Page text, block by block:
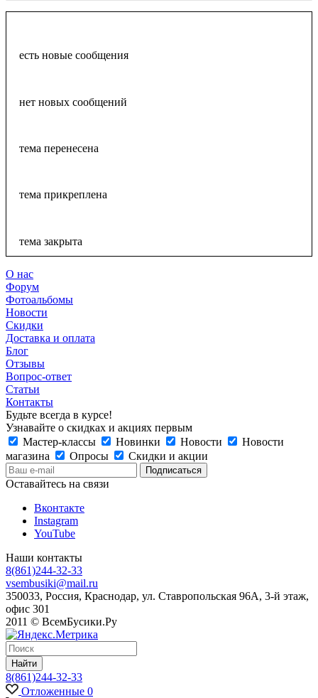
есть новые сообщения
нет новых сообщений
тема перенесена
тема прикреплена
тема закрыта
О нас
Форум
Фотоальбомы
Новости
Скидки
Доставка и оплата
Блог
Отзывы
Вопрос-ответ
Статьи
Контакты
Будьте всегда в курсе!
Узнавайте о скидках и акциях первым
Мастер-классы
Новинки Новости
Новости
магазина
Опросы Скидки и акции
Оставайтесь на связи
Вконтакте
Instagram
YouTube
Наши контакты
8(861)244-32-33
vsembusiki@mail.ru
350033, Россия, Краснодар, ул. Ставропольская 96А, 3-й этаж,
офис 301
2011 © ВсемБусики.Ру
Найти
8(861)244-32-33
Отложенные 0